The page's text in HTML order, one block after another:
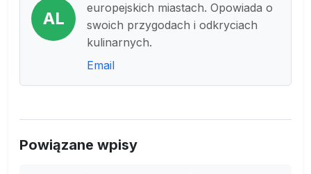
AL
europejskich miastach. Opowiada o
swoich przygodach i odkryciach
kulinarnych.
Email
Powiązane wpisy